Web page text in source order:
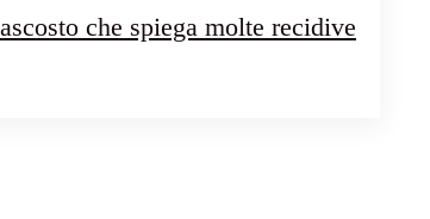
che spiega molte recidive
NASCOSTO CHE SPIEGA MOLTE RECIDIVE